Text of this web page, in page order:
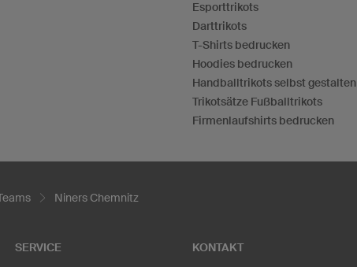
Esporttrikots
Darttrikots
T-Shirts bedrucken
Hoodies bedrucken
Handballtrikots selbst gestalten
Trikotsätze Fußballtrikots
Firmenlaufshirts bedrucken
Niners Chemnitz
SERVICE KONTAKT